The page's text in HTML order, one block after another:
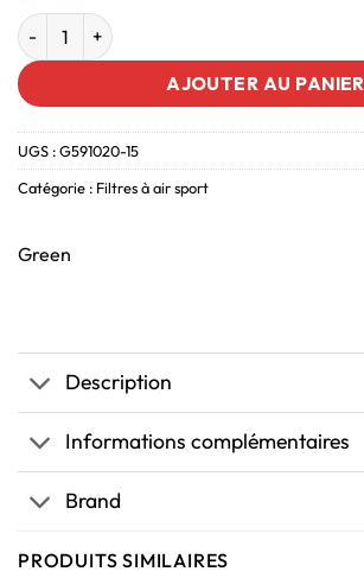
AJOUTER AU PANIER
UGS :G591020-15
Catégorie : Filtres à air sport
Green
Description
Informations complémentaires
Brand
PRODUITS SIMILAIRES